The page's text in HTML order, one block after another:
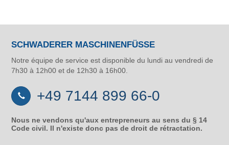
SCHWADERER MASCHINENFÜSSE
Notre équipe de service est disponible du lundi au vendredi de
7h30 à 12h00 et de 12h30 à 16h00.
+49 7144 899 66-0
Nous ne vendons qu'aux entrepreneurs au sens du § 14
Code civil. Il n'existe donc pas de droit de rétractation.